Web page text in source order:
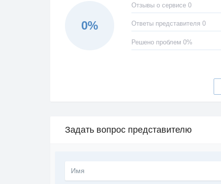
0%
Отзывы о сервисе 0
Ответы представителя 0
Решено проблем 0%
Задать вопрос представителю